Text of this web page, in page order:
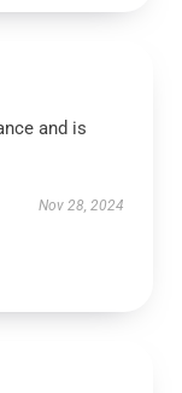
and is
Nov 28, 2024